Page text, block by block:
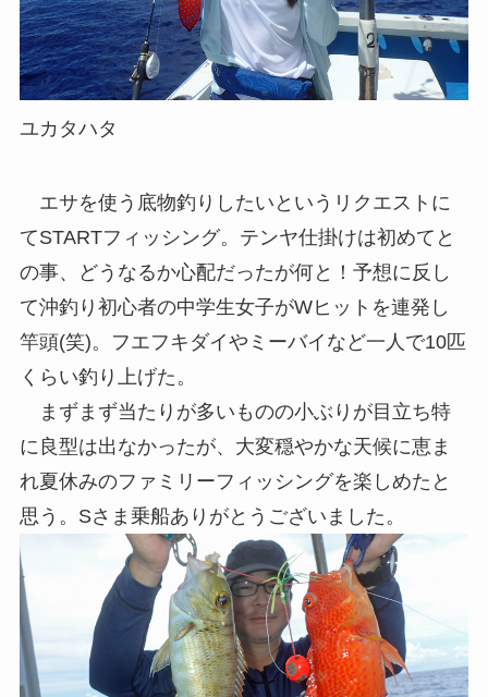
ユカタハタ
エサを使う底物釣りしたいというリクエストに
てSTARTフィッシング。テンヤ仕掛けは初めてと
の事、どうなるか心配だったが何と！予想に反し
て沖釣り初心者の中学生女子がWヒットを連発し
竿頭(笑)。フエフキダイやミーバイなど一人で10匹
くらい釣り上げた。
まずまず当たりが多いものの小ぶりが目立ち特
に良型は出なかったが、大変穏やかな天候に恵ま
れ夏休みのファミリーフィッシングを楽しめたと
思う。Sさま乗船ありがとうございました。